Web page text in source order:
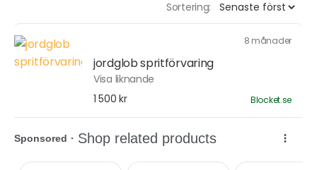
Sortering:
8 månader
jordglob spritförvaring
Visa liknande
1 500 kr
Blocket.se